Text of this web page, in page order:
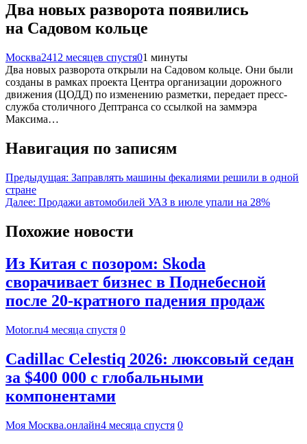
Два новых разворота появились
на Садовом кольце
Москва2412 месяцев спустя01 минуты
Два новых разворота открыли на Садовом кольце. Они были
созданы в рамках проекта Центра организации дорожного
движения (ЦОДД) по изменению разметки, передает пресс-
служба столичного Дептранса со ссылкой на заммэра
Максима…
Навигация по записям
Предыдущая: Заправлять машины фекалиями решили в одной
стране
Далее: Продажи автомобилей УАЗ в июле упали на 28%
Похожие новости
Из Китая с позором: Skoda
сворачивает бизнес в Поднебесной
после 20-кратного падения продаж
Motor.ru4 месяца спустя 0
Cadillac Celestiq 2026: люксовый седан
за $400 000 с глобальными
компонентами
Моя Москва.онлайн4 месяца спустя 0